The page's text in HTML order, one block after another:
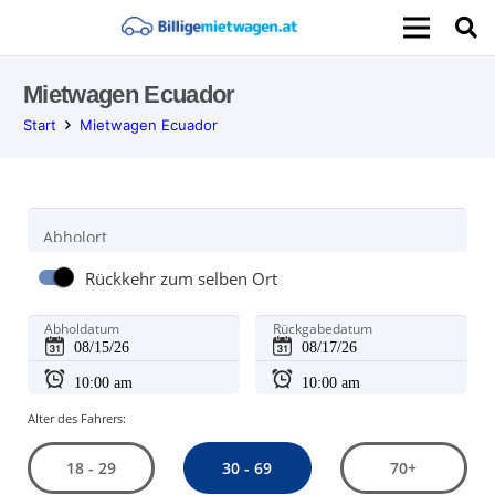
Mietwagen Ecuador
Start Mietwagen Ecuador
Abholort
Rückkehr zum selben Ort
Abholdatum Rückgabedatum
Alter des Fahrers:
18 - 29 30 - 69 70+